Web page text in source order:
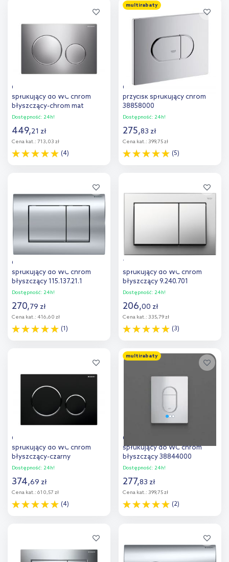
Dodaj do
Geberit Sigma przycisk
spłukujący do WC chrom
błyszczący-chrom mat
115.882.KH.1
Dostępność: 24h!
449,21 zł
Cena kat.: 713,03 zł
(4)
porównania
multirabaty
Grohe Arena Cosmopolitan
przycisk spłukujący chrom
38858000
Dostępność: 24h!
275,83 zł
Cena kat.: 399,75 zł
(5)
porównania
Geberit Delta20 przycisk
spłukujący do WC chrom
błyszczący 115.137.21.1
Dostępność: 24h!
270,79 zł
Cena kat.: 416,60 zł
(1)
Tece Base przycisk
spłukujący do WC chrom
błyszczący 9.240.701
Dostępność: 24h!
206,00 zł
Cena kat.: 335,79 zł
(3)
Dodaj do
Geberit Sigma przycisk
spłukujący do WC chrom
błyszczący-czarny
115.882.KM.1
Dostępność: 24h!
374,69 zł
Cena kat.: 610,57 zł
(4)
multirabaty
Grohe Arena przycisk
spłukujący do WC chrom
błyszczący 38844000
Dostępność: 24h!
277,83 zł
Cena kat.: 399,75 zł
(2)
porównania